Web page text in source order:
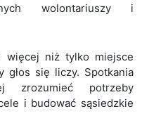
wolontariuszy i
więcej niż tylko miejsce
się liczy. Spotkania
zrozumieć potrzeby
i budować sąsiedzkie